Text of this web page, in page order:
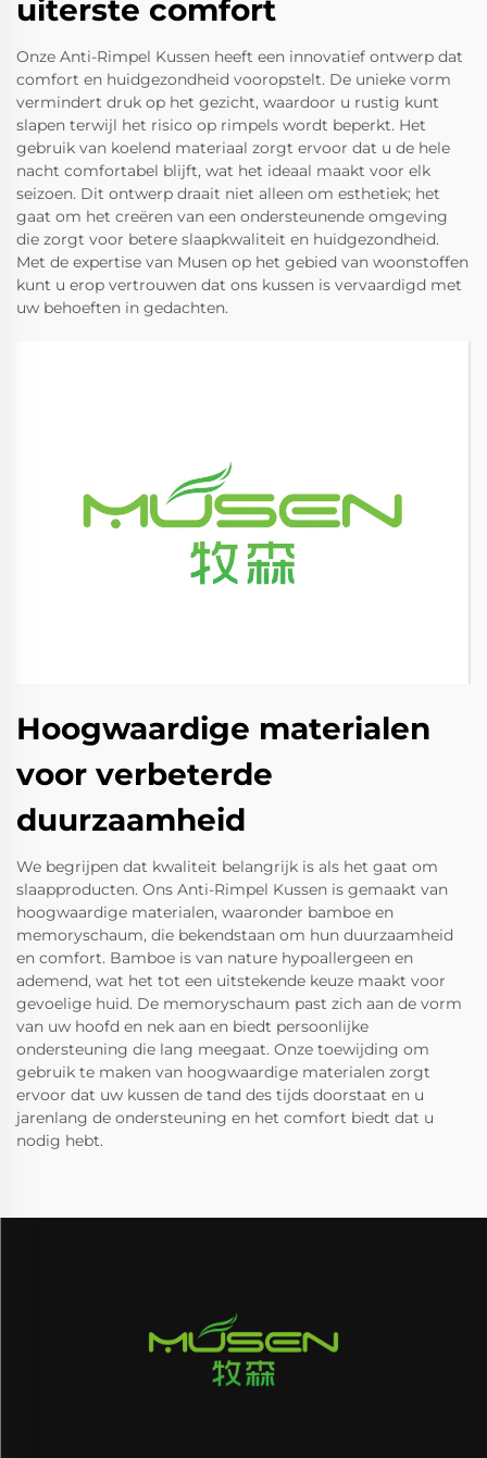
uiterste comfort
Onze Anti-Rimpel Kussen heeft een innovatief ontwerp dat
comfort en huidgezondheid vooropstelt. De unieke vorm
vermindert druk op het gezicht, waardoor u rustig kunt
slapen terwijl het risico op rimpels wordt beperkt. Het
gebruik van koelend materiaal zorgt ervoor dat u de hele
nacht comfortabel blijft, wat het ideaal maakt voor elk
seizoen. Dit ontwerp draait niet alleen om esthetiek; het
gaat om het creëren van een ondersteunende omgeving
die zorgt voor betere slaapkwaliteit en huidgezondheid.
Met de expertise van Musen op het gebied van woonstoffen
kunt u erop vertrouwen dat ons kussen is vervaardigd met
uw behoeften in gedachten.
Hoogwaardige materialen
voor verbeterde
duurzaamheid
We begrijpen dat kwaliteit belangrijk is als het gaat om
slaapproducten. Ons Anti-Rimpel Kussen is gemaakt van
hoogwaardige materialen, waaronder bamboe en
memoryschaum, die bekendstaan om hun duurzaamheid
en comfort. Bamboe is van nature hypoallergeen en
ademend, wat het tot een uitstekende keuze maakt voor
gevoelige huid. De memoryschaum past zich aan de vorm
van uw hoofd en nek aan en biedt persoonlijke
ondersteuning die lang meegaat. Onze toewijding om
gebruik te maken van hoogwaardige materialen zorgt
ervoor dat uw kussen de tand des tijds doorstaat en u
jarenlang de ondersteuning en het comfort biedt dat u
nodig hebt.